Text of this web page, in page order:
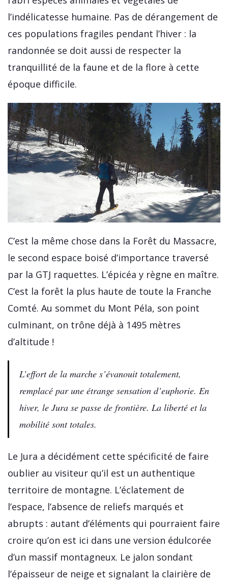
l’indélicatesse humaine. Pas de dérangement de
ces populations fragiles pendant l’hiver : la
randonnée se doit aussi de respecter la
tranquillité de la faune et de la flore à cette
époque difficile.
C’est la même chose dans la Forêt du Massacre,
le second espace boisé d’importance traversé
par la GTJ raquettes. L’épicéa y règne en maître.
C’est la forêt la plus haute de toute la Franche
Comté. Au sommet du Mont Péla, son point
culminant, on trône déjà à 1495 mètres
d’altitude !
L’effort de la marche s’évanouit totalement,
remplacé par une étrange sensation d’euphorie. En
hiver, le Jura se passe de frontière. La liberté et la
mobilité sont totales.
Le Jura a décidément cette spécificité de faire
oublier au visiteur qu’il est un authentique
territoire de montagne. L’éclatement de
l’espace, l’absence de reliefs marqués et
abrupts : autant d’éléments qui pourraient faire
croire qu’on est ici dans une version édulcorée
d’un massif montagneux. Le jalon sondant
l’épaisseur de neige et signalant la clairière de